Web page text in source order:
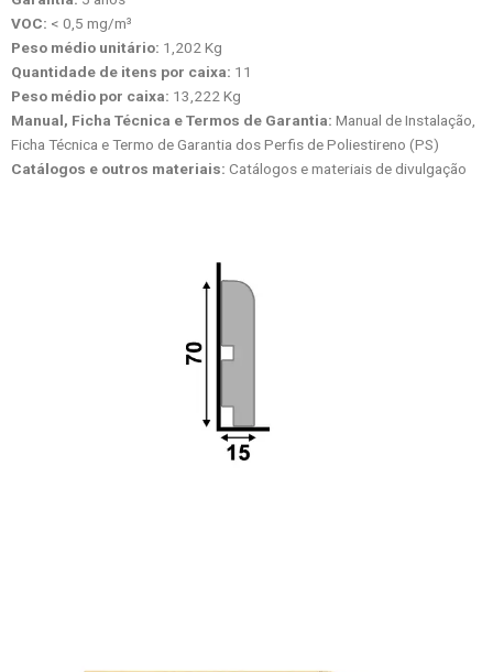
VOC: < 0,5 mg/m³
Peso médio unitário: 1,202 Kg
Quantidade de itens por caixa: 11
Peso médio por caixa: 13,222 Kg
Manual, Ficha Técnica e Termos de Garantia: Manual de Instalação,
Ficha Técnica e Termo de Garantia dos Perfis de Poliestireno (PS)
Catálogos e outros materiais: Catálogos e materiais de divulgação